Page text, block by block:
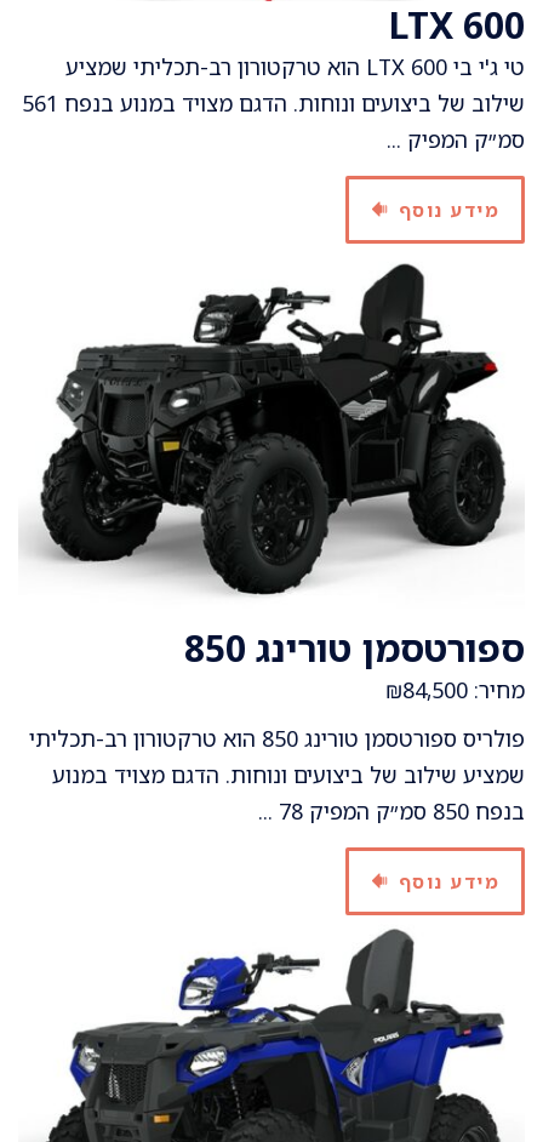
600 LTX
טי ג'י בי 600 LTX הוא טרקטורון רב-תכליתי שמציע
שילוב של ביצועים ונוחות. הדגם מצויד במנוע בנפח 561
סמ״ק המפיק ...
מידע נוסף
ספורטסמן טורינג 850
מחיר: ₪84,500
פולריס ספורטסמן טורינג 850 הוא טרקטורון רב-תכליתי
שמציע שילוב של ביצועים ונוחות. הדגם מצויד במנוע
בנפח 850 סמ״ק המפיק 78 ...
מידע נוסף